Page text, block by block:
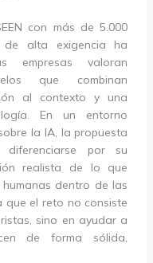
con más de 5.000
de alta exigencia ha
empresas valoran
que combinan
al contexto y una
En un entorno
la IA, la propuesta
diferenciarse por su
realista de lo que
dentro de las
que el reto no consiste
sino en ayudar a
de forma sólida,